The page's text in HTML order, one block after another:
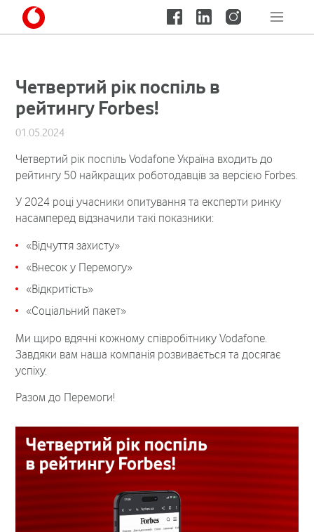
Четвертий рік поспіль в
рейтингу Forbes!
01.05.2024
Четвертий рік поспіль Vodafone Україна входить до
рейтингу 50 найкращих роботодавців за версією Forbes.
У 2024 році учасники опитування та експерти ринку
насамперед відзначили такі показники:
«Відчуття захисту»
«Внесок у Перемогу»
«Відкритість»
«Соціальний пакет»
Ми щиро вдячні кожному співробітнику Vodafone.
Завдяки вам наша компанія розвивається та досягає
успіху.
Разом до Перемоги!